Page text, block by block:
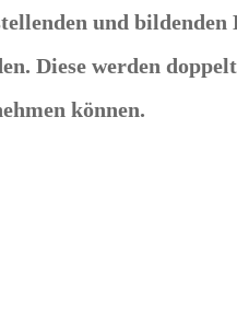
und
Diese werden
können.